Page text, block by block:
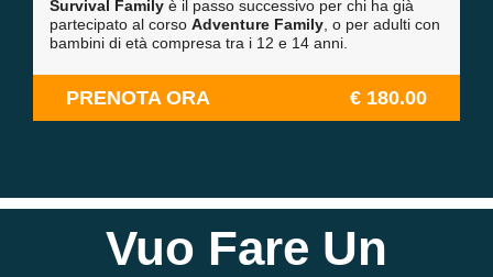
Survival Familyè il passo successivo per chi ha già
partecipato al corso Adventure Family, o per adulti con
bambini di età compresa tra i 12 e 14 anni.
PRENOTA ORA € 180.00
Vuo Fare Un